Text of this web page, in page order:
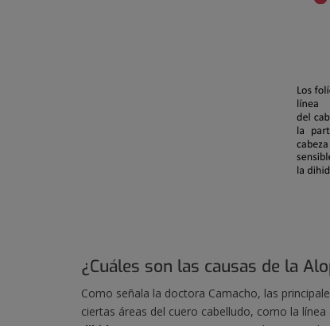
¿Cuáles son las causas de la
Como señala la doctora Camacho, las
ciertas áreas del cuero cabelludo, como la